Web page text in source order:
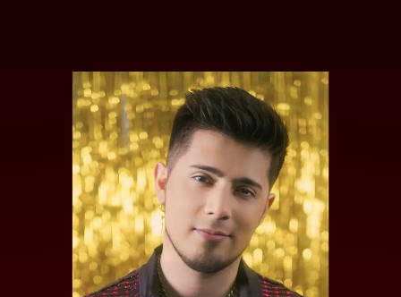
MARCEL BURAR